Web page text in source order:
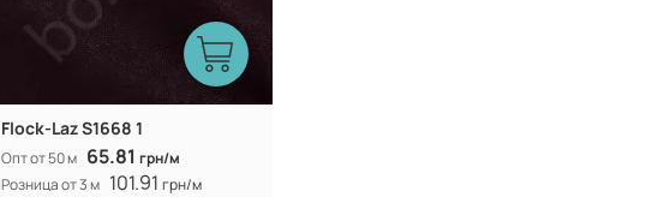
Flock-Laz S1668 1
Опт от 50 м 65.81 грн/м
Розница от 3 м 101.91 грн/м